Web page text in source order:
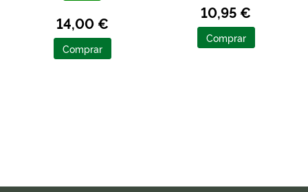
14,00 €
Comprar
10,95 €
Comprar